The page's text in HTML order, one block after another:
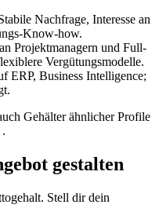
Nachfrage, Interesse an
Know-how.
Projektmanagern und Full-
Vergütungsmodelle.
ERP, Business Intelligence;
Gehälter ähnlicher Profile
gestalten
Stell dir dein